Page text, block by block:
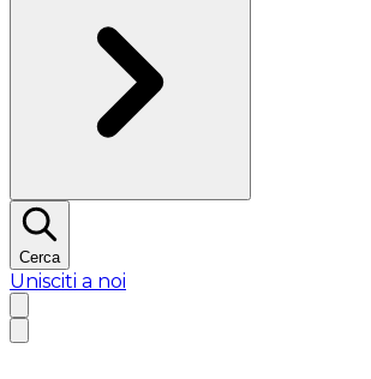
Cerca
Unisciti a noi